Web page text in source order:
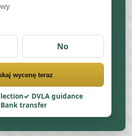
No
wycenę teraz
DVLA guidance
Bank transfer